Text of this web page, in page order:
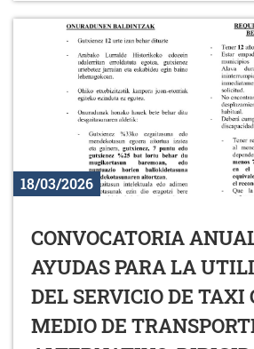
18/03/2026
CONVOCATORIA
AYUDAS PARA LA
DEL SERVICIO DE TAXI
MEDIO DE